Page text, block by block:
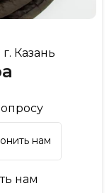
Казань
нам
нам